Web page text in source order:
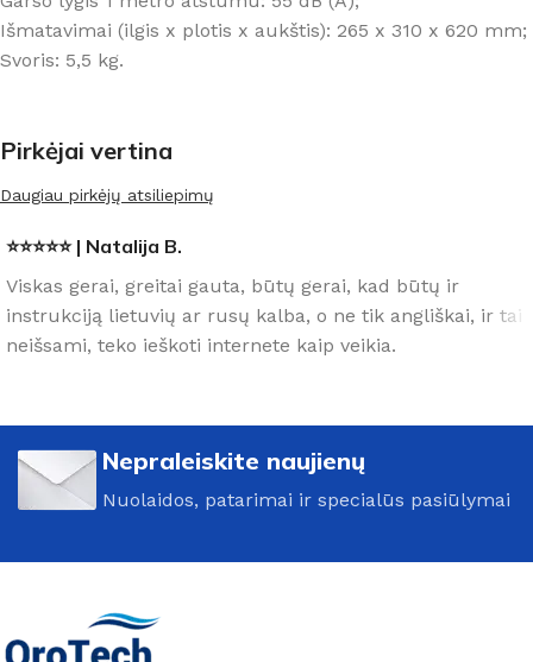
Išmatavimai (ilgis x plotis x aukštis): 265 x 310 x 620 mm;
Svoris: 5,5 kg.
Pirkėjai vertina
Daugiau pirkėjų atsiliepimų
⭐⭐⭐⭐⭐ | Natalija B.
Viskas gerai, greitai gauta, būtų gerai, kad būtų ir
instrukciją lietuvių ar rusų kalba, o ne tik angliškai, ir tai
neišsami, teko ieškoti internete kaip veikia.
Nepraleiskite naujienų
Nuolaidos, patarimai ir specialūs pasiūlymai